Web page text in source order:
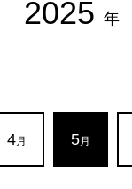
2025 年
4月 5月